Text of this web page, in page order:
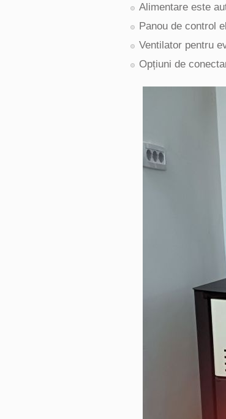
Alimentare este
Panou de control
Ventilator pentru
Opțiuni de